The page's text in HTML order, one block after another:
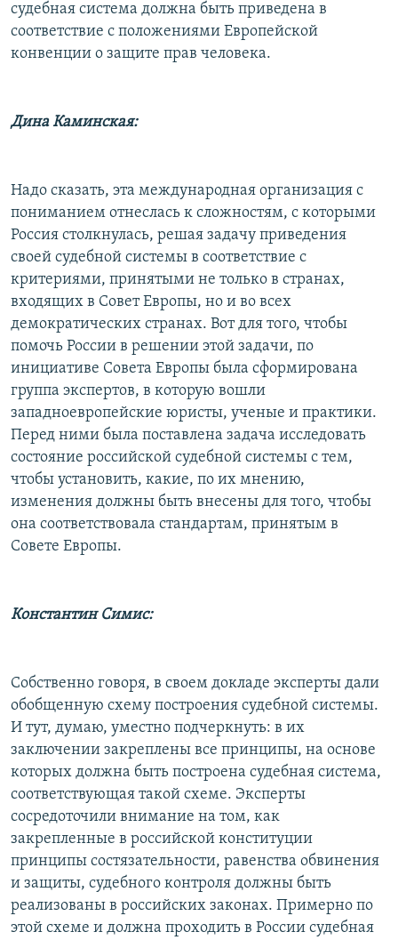
судебная система должна быть приведена в
соответствие с положениями Европейской
конвенции о защите прав человека.
Дина Каминская:
Надо сказать, эта международная организация с
пониманием отнеслась к сложностям, с которыми
Россия столкнулась, решая задачу приведения
своей судебной системы в соответствие с
критериями, принятыми не только в странах,
входящих в Совет Европы, но и во всех
демократических странах. Вот для того, чтобы
помочь России в решении этой задачи, по
инициативе Совета Европы была сформирована
группа экспертов, в которую вошли
западноевропейские юристы, ученые и практики.
Перед ними была поставлена задача исследовать
состояние российской судебной системы с тем,
чтобы установить, какие, по их мнению,
изменения должны быть внесены для того, чтобы
она соответствовала стандартам, принятым в
Совете Европы.
Константин Симис:
Собственно говоря, в своем докладе эксперты дали
обобщенную схему построения судебной системы.
И тут, думаю, уместно подчеркнуть: в их
заключении закреплены все принципы, на основе
которых должна быть построена судебная система,
соответствующая такой схеме. Эксперты
сосредоточили внимание на том, как
закрепленные в российской конституции
принципы состязательности, равенства обвинения
и защиты, судебного контроля должны быть
реализованы в российских законах. Примерно по
этой схеме и должна проходить в России судебная